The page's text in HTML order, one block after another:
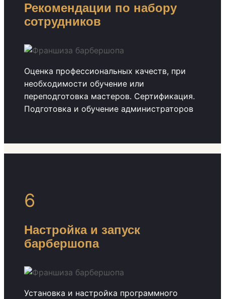
Рекомендации по набору
сотрудников
Оценка профессиональных качеств, при
необходимости обучение или
переподготовка мастеров. Сертификация.
Подготовка и обучение администраторов
6
Настройка и запуск
барбершопа
Установка и настройка программного